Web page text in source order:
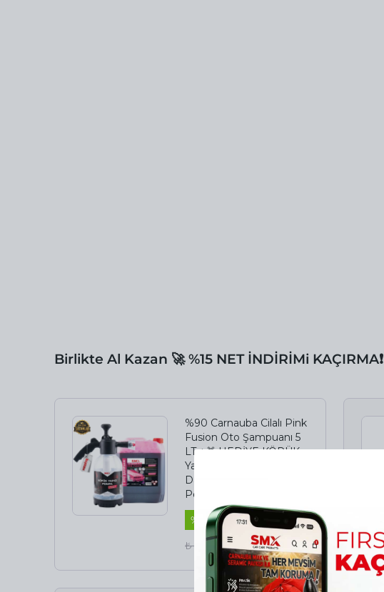
Birlikte Al Kazan 🚀 %15 NET İNDİRİMi KAÇIRMA❗️
%90 Carnauba Cilalı Pink
Fusion Oto Şampuanı 5
LT +🎁 HEDİYE KÖPÜK
Yapıcı Kimyasal
Dayanımlı Basınçlı
Pompa 2 Litre
%
37
₺ 2,398.00
₺ 1,500.00